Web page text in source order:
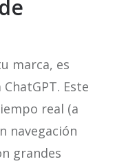
marca, es
Este
real (a
navegación
grandes